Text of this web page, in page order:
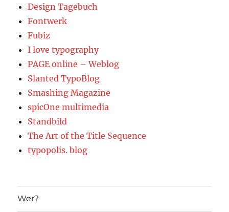
Design Tagebuch
Fontwerk
Fubiz
I love typography
PAGE online – Weblog
Slanted TypoBlog
Smashing Magazine
spicOne multimedia
Standbild
The Art of the Title Sequence
typopolis. blog
Wer?